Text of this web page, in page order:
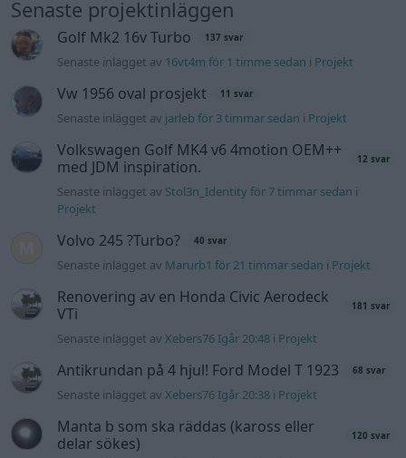
Senaste projektinläggen
Golf Mk2 16v Turbo 137 svar
Senaste inlägget av 16vt4m för 1 timme sedan i Projekt
Vw 1956 oval prosjekt 11 svar
Senaste inlägget av jarleb för 3 timmar sedan i Projekt
Volkswagen Golf MK4 v6 4motion OEM++
med JDM inspiration.
12 svar
Senaste inlägget av Stol3n_Identity för 7 timmar sedan i
Projekt
Volvo 245 ?Turbo? 40 svar
Senaste inlägget av Marurb1 för 21 timmar sedan i Projekt
Renovering av en Honda Civic Aerodeck
VTi
181 svar
Senaste inlägget avXebers76 Igår 20:48 i Projekt
Antikrundan på 4 hjul! Ford Model T 1923 68 svar
Senaste inlägget avXebers76 Igår 20:38 i Projekt
Manta b som ska räddas (kaross eller
delar sökes)
120 svar